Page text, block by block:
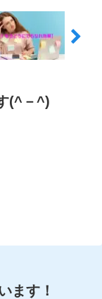
(^－^)
ます！